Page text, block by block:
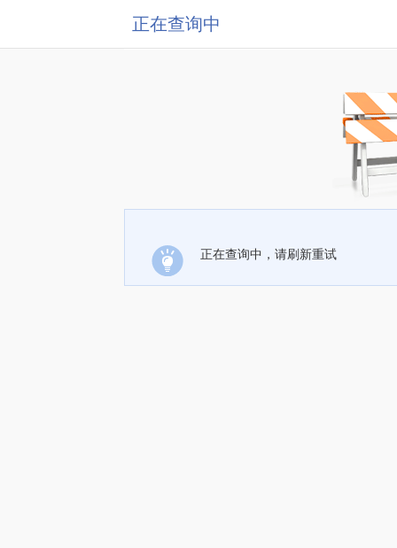
正在查询中
正在查询中，请刷新重试